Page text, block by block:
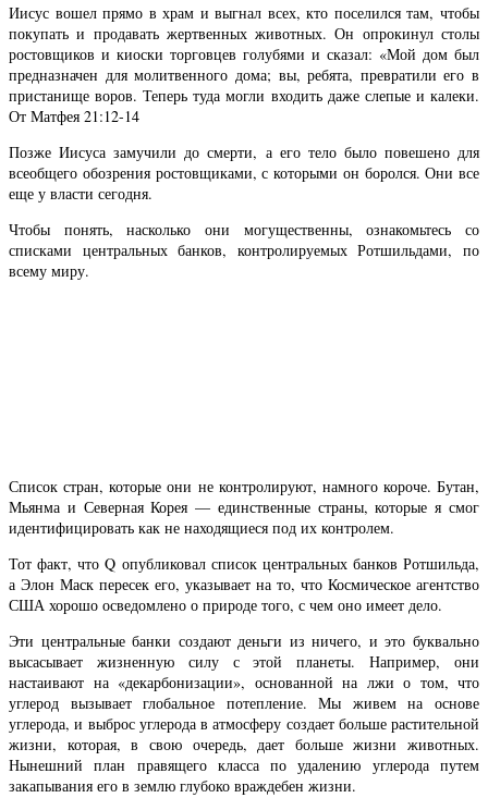
Иисус вошел прямо в храм и выгнал всех, кто поселился там, чтобы
покупать и продавать жертвенных животных. Он опрокинул столы
ростовщиков и киоски торговцев голубями и сказал: «Мой дом был
предназначен для молитвенного дома; вы, ребята, превратили его в
пристанище воров. Теперь туда могли входить даже слепые и калеки.
От Матфея 21:12-14
Позже Иисуса замучили до смерти, а его тело было повешено для
всеобщего обозрения ростовщиками, с которыми он боролся. Они все
еще у власти сегодня.
Чтобы понять, насколько они могущественны, ознакомьтесь со
списками центральных банков, контролируемых Ротшильдами, по
всему миру.
Список стран, которые они не контролируют, намного короче. Бутан,
Мьянма и Северная Корея — единственные страны, которые я смог
идентифицировать как не находящиеся под их контролем.
Тот факт, что Q опубликовал список центральных банков Ротшильда,
а Элон Маск пересек его, указывает на то, что Космическое агентство
США хорошо осведомлено о природе того, с чем оно имеет дело.
Эти центральные банки создают деньги из ничего, и это буквально
высасывает жизненную силу с этой планеты. Например, они
настаивают на «декарбонизации», основанной на лжи о том, что
углерод вызывает глобальное потепление. Мы живем на основе
углерода, и выброс углерода в атмосферу создает больше растительной
жизни, которая, в свою очередь, дает больше жизни животных.
Нынешний план правящего класса по удалению углерода путем
закапывания его в землю глубоко враждебен жизни.